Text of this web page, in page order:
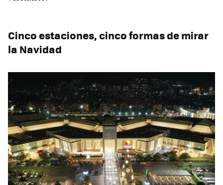
Cinco estaciones, cinco formas de mirar
la Navidad